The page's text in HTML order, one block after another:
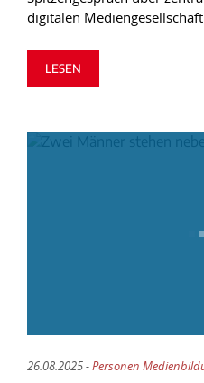
digitalen
LESEN
26.08.2025 -Personen